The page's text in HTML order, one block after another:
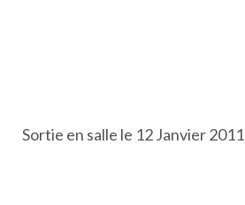
Sortie en salle le 12 Janvier 2011